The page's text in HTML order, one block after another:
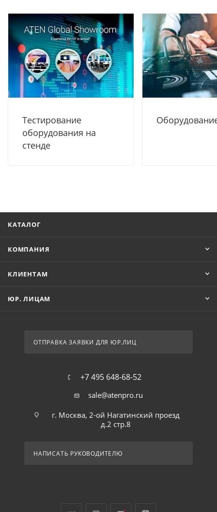
Тестирование
оборудования на
стенде
КАТАЛОГ
КОМПАНИЯ
КЛИЕНТАМ
ЮР. ЛИЦАМ
ОТПРАВКА ЗАЯВКИ ДЛЯ ЮР.ЛИЦ
+7 495 648-68-52
sale@atenpro.ru
г. Москва, 2-ой Нагатинский проезд
д.2 стр.8
НАПИСАТЬ РУКОВОДИТЕЛЮ